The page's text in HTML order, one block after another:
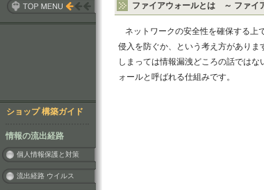
ショップ 構築ガイド
情報の流出経路
個人情報保護と対策
流出経路 ウイルス
ファイアウォールとは ～ ファイ
ネットワークの安全性を確保する上
侵入を防ぐか、という考え方があり
しまっては情報漏洩どころの話では
ォールと呼ばれる仕組みです。